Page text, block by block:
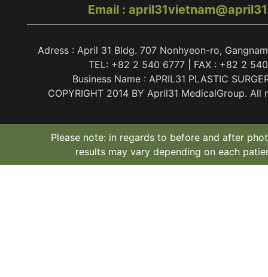
Email :
Adress : April 31 Bldg. 707 Nonhyeon-ro,
TEL: +82 2 540 6777 | FAX : +82 2
Business Name : APRIL31 PLASTIC
COPYRIGHT 2014 BY April31 MedicalGroup. All
Please note: in regards to before and after
results may vary depending on each